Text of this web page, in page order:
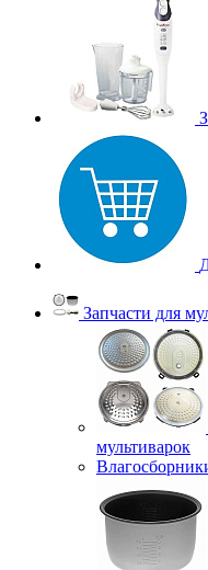
Запчасти для
мультиварок